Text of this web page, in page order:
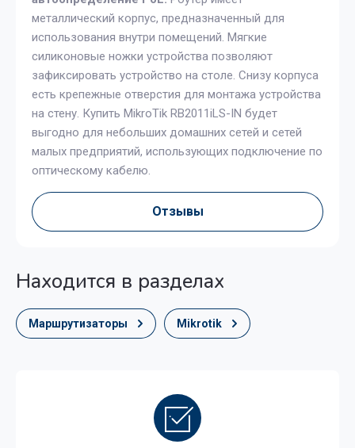
металлический корпус, предназначенный для
использования внутри помещений. Мягкие
силиконовые ножки устройства позволяют
зафиксировать устройство на столе. Снизу корпуса
есть крепежные отверстия для монтажа устройства
на стену. Купить MikroTik RB2011iLS-IN будет
выгодно для небольших домашних сетей и сетей
малых предприятий, использующих подключение по
оптическому кабелю.
Отзывы
Находится в разделах
Маршрутизаторы Mikrotik